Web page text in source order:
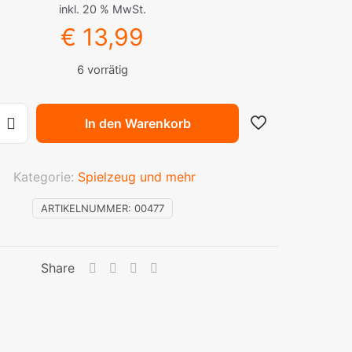
inkl. 20 % MwSt.
€ 13,99
6 vorrätig
In den Warenkorb
ARTIKELNUMMER: 00477
Kategorie: Spielzeug und mehr
Share